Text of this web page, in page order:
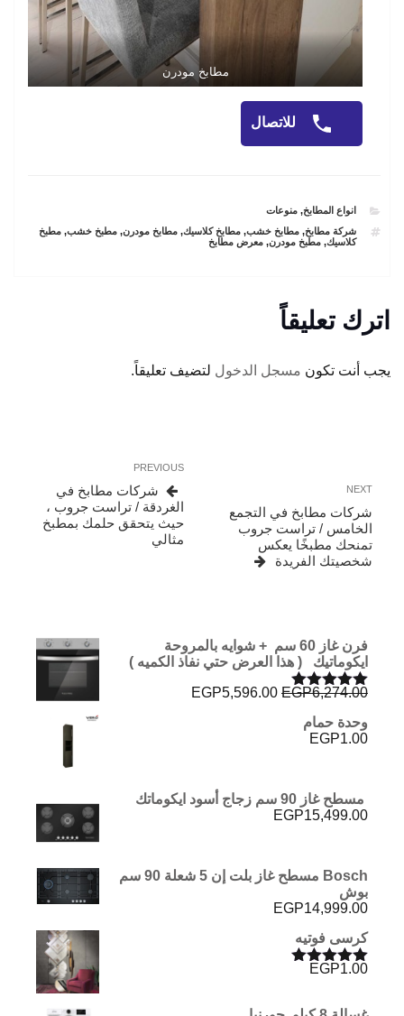
مطابخ مودرن
للاتصال
CATEGORIES
انواع المطابخ,منوعات
TAGS
شركة مطابخ,مطابخ خشب,مطابخ كلاسيك,مطابخ مودرن,مطبخ خشب,مطبخ
كلاسيك,مطبخ مودرن,معرض مطابخ
اترك تعليقاً
يجب أنت تكون مسجل الدخول لتضيف تعليقاً.
المقالات
Previous
Post
PREVIOUS
شركات مطابخ في
الغردقة / تراست جروب ،
حيث يتحقق حلمك بمطبخ
مثالي
Next
Post
NEXT
شركات مطابخ في التجمع
الخامس / تراست جروب
تمنحك مطبخًا يعكس
شخصيتك الفريدة
فرن غاز 60 سم + شوايه بالمروحة
ايكوماتيك ( هذا العرض حتي نفاذ الكميه )
تم التقييم
من 5
EGP6,274.00
السعر
EGP5,596.00
وحدة حمام
EGP1.00
مسطح غاز 90 سم زجاج أسود ايكوماتك
EGP15,499.00
Bosch مسطح غاز بلت إن 5 شعلة 90 سم
بوش
EGP14,999.00
كرسى فوتيه
تم التقييم
EGP1.00